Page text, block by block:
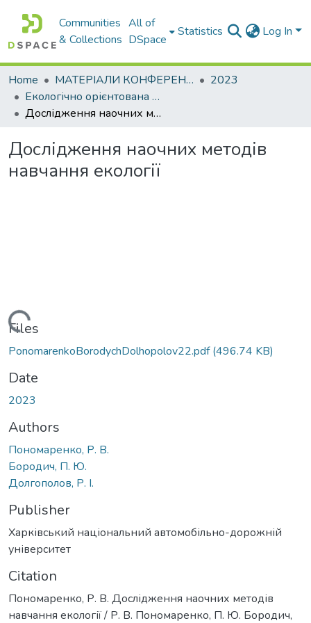
Communities
& Collections
All of
DSpace
Statistics Log In
Home МАТЕРІАЛИ КОНФЕРЕНЦІЙ
2023
Екологічно орієнтована вища освіта. Методологія та практика – 2023
Дослідження наочних методів навчання екології
Дослідження наочних методів
навчання екології
Loading...
Files
PonomarenkoBorodychDolhopolov22.pdf(496.74 KB)
Date
2023
Authors
Пономаренко, Р. В.
Бородич, П. Ю.
Долгополов, Р. І.
Publisher
Харківський національний автомобільно-дорожній
університет
Citation
Пономаренко, Р. В. Дослідження наочних методів
навчання екології / Р. В. Пономаренко, П. Ю. Бородич,